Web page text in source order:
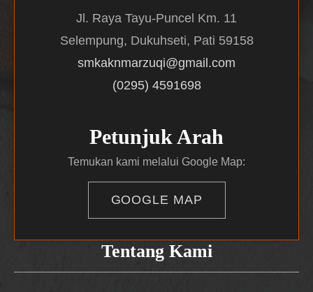
Tentang Kami
Jl. Raya Tayu-Puncel Km. 11
Selempung, Dukuhseti, Pati 59158
smkaknmarzuqi@gmail.com
(0295) 4591698
Petunjuk Arah
Temukan kami melalui Google Map:
GOOGLE MAP